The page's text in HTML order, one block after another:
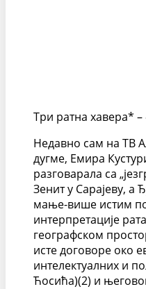
Три ратна хавера* –
Недавно сам на ТВ
дугме, Емира
разговарала са
Зенит у Сарајеву,
мање-више истим
интерпретације
географском
исте договоре око
интелектуалних и
Ћосића)(2) и